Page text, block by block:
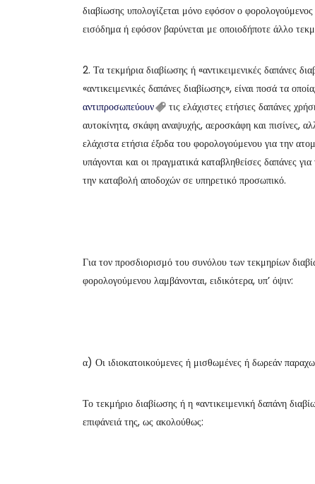
διαβίωσης υπολογίζεται μόνο εφόσον ο
εισόδημα ή εφόσον βαρύνεται με οποιοδήποτε άλλο
2. Τα τεκμήρια διαβίωσης ή «αντικειμενικές δαπάνες
«αντικειμενικές δαπάνες διαβίωσης», είναι ποσά τα
αντιπροσωπεύουν
τις ελάχιστες ετήσιες δαπάνες
αυτοκίνητα, σκάφη αναψυχής, αεροσκάφη και πισίνες,
ελάχιστα ετήσια έξοδα του φορολογούμενου για την
υπάγονται και οι πραγματικά καταβληθείσες δαπάνες
την καταβολή αποδοχών σε υπηρετικό προσωπικό.
Για τον προσδιορισμό του συνόλου των τεκμηρίων
φορολογούμενου λαμβάνονται, ειδικότερα, υπ’ όψιν:
α) Οι ιδιοκατοικούμενες ή μισθωμένες ή δωρεάν
Το τεκμήριο διαβίωσης ή η «αντικειμενική δαπάνη
επιφάνειά της, ως ακολούθως: